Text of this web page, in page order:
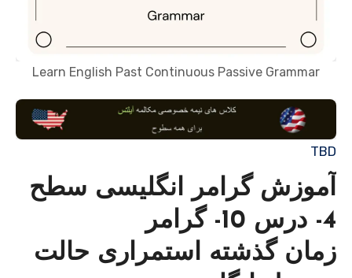
Learn English Past Continuous Passive Grammar
TBD
آموزش گرامر انگلیسی سطح
4- درس 10- گرامر
زمان گذشته استمراری حالت